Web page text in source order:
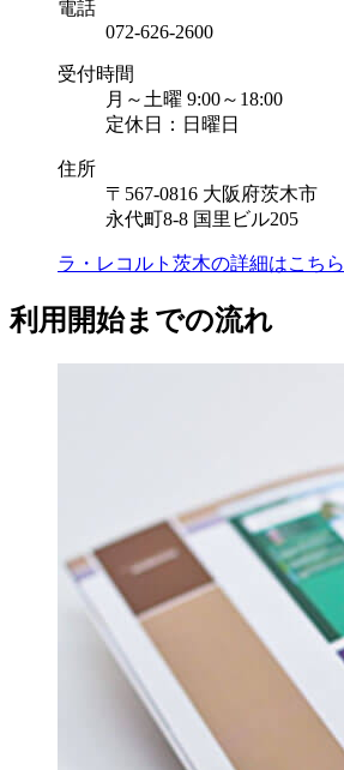
電話
072-626-2600
受付時間
月～土曜 9:00～18:00
定休日：日曜日
住所
〒567-0816 大阪府茨木市
永代町8-8 国里ビル205
ラ・レコルト茨木の詳細はこちら
利用開始までの流れ